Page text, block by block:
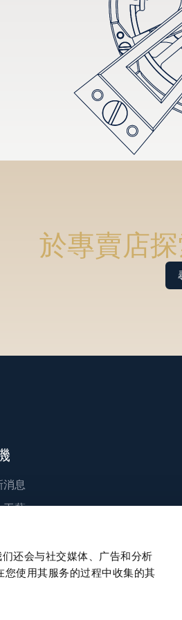
还会与社交媒体、广告和分析
使用其服务的过程中收集的其
於專賣店
消息
工藝
發展
發展